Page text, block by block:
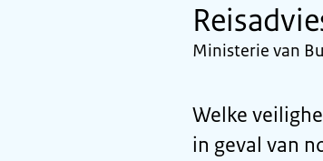
Ministerie van
Welke
in geval van